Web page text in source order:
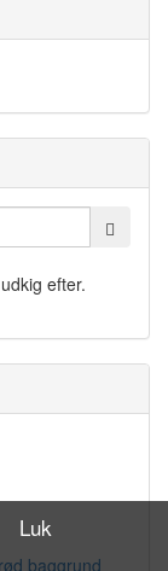
efter.
baggrund
Luk